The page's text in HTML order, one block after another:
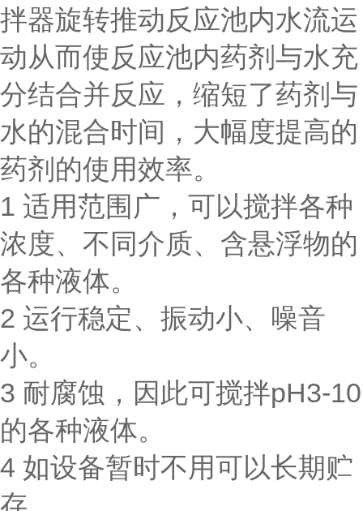
拌器旋转推动反应池内水流运
动从而使反应池内药剂与水充
分结合并反应，缩短了药剂与
水的混合时间，大幅度提高的
药剂的使用效率。
1 适用范围广，可以搅拌各种
浓度、不同介质、含悬浮物的
各种液体。
2 运行稳定、振动小、噪音
小。
3 耐腐蚀，因此可搅拌pH3-10
的各种液体。
4 如设备暂时不用可以长期贮
存。